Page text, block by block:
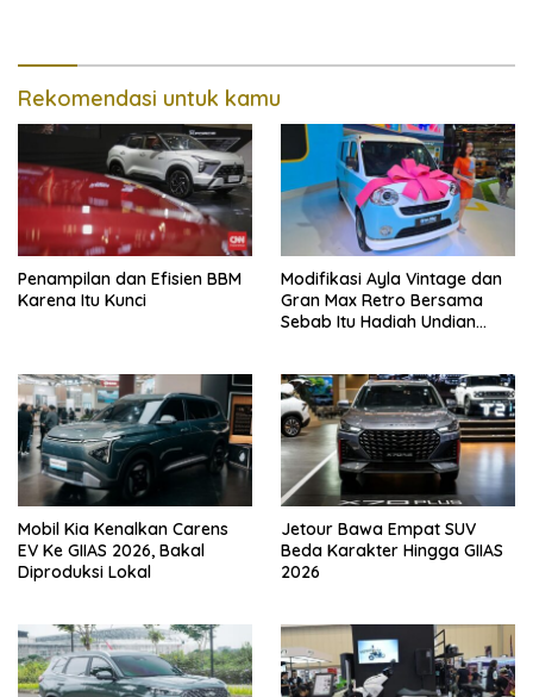
Rekomendasi untuk kamu
Penampilan dan Efisien BBM
Karena Itu Kunci
Modifikasi Ayla Vintage dan
Gran Max Retro Bersama
Sebab Itu Hadiah Undian
Mobil Kia Kenalkan Carens
EV Ke GIIAS 2026, Bakal
Diproduksi Lokal
Jetour Bawa Empat SUV
Beda Karakter Hingga GIIAS
2026